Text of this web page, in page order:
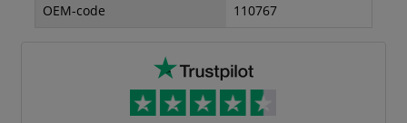
OEM-code
110767